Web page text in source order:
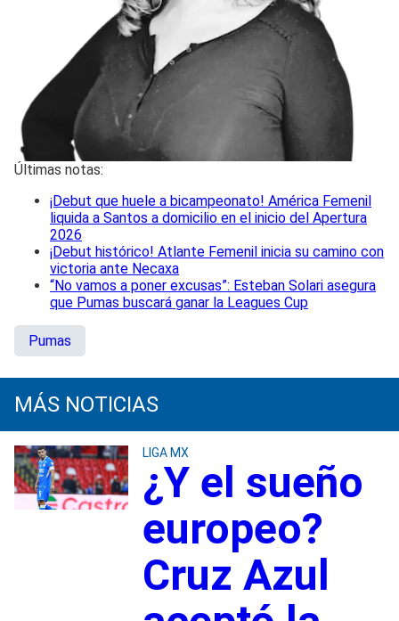
Últimas notas:
¡Debut que huele a bicampeonato! América Femenil
liquida a Santos a domicilio en el inicio del Apertura
2026
¡Debut histórico! Atlante Femenil inicia su camino con
victoria ante Necaxa
“No vamos a poner excusas”: Esteban Solari asegura
que Pumas buscará ganar la Leagues Cup
Pumas
MÁS NOTICIAS
LIGA MX
¿Y el sueño
europeo?
Cruz Azul